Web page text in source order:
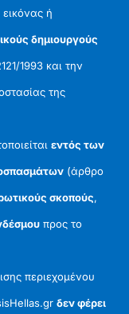
ή
δημιουργούς
1993 και την
της
εντός των
(άρθρο
σκοπούς,
προς το
περιεχομένου
δεν φέρει